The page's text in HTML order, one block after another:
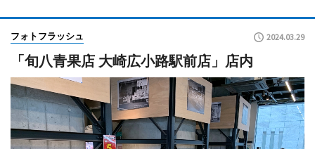
フォトフラッシュ 2024.03.29
「旬八青果店 大崎広小路駅前店」店内